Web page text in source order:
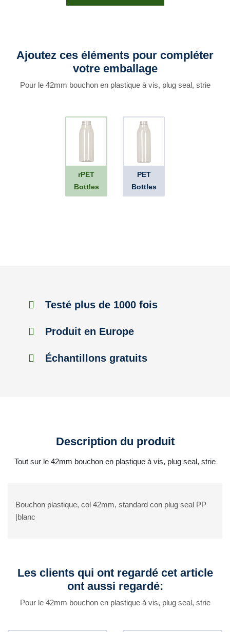
Ajoutez ces éléments pour compléter
votre emballage
Pour le 42mm bouchon en plastique à vis, plug seal, strie
rPET
Bottles
PET
Bottles
Testé plus de 1000 fois
Produit en Europe
Échantillons gratuits
Description du produit
Tout sur le 42mm bouchon en plastique à vis, plug seal, strie
Bouchon plastique, col 42mm, standard con plug seal PP
|blanc
Les clients qui ont regardé cet article
ont aussi regardé:
Pour le 42mm bouchon en plastique à vis, plug seal, strie